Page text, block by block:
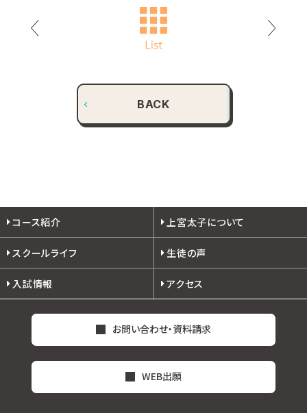
BACK
コース紹介 上宮太子について
スクールライフ 生徒の声
入試情報 アクセス
お問い合わせ・資料請求
WEB出願